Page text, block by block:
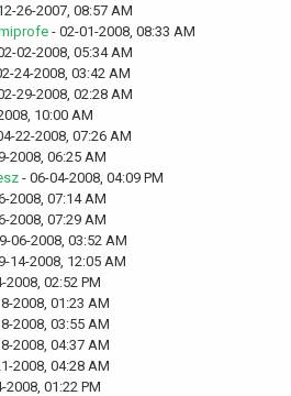
26-2007, 08:57 AM
- 02-01-2008, 08:33 AM
02-2008, 05:34 AM
24-2008, 03:42 AM
29-2008, 02:28 AM
10:00 AM
22-2008, 07:26 AM
2008, 06:25 AM
- 06-04-2008, 04:09 PM
2008, 07:14 AM
2008, 07:29 AM
06-2008, 03:52 AM
14-2008, 12:05 AM
2008, 02:52 PM
2008, 01:23 AM
2008, 03:55 AM
2008, 04:37 AM
2008, 04:28 AM
2008, 01:22 PM